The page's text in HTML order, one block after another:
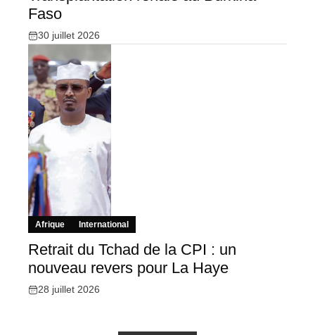
Faso
30 juillet 2026
Afrique International
Retrait du Tchad de la CPI : un
nouveau revers pour La Haye
28 juillet 2026